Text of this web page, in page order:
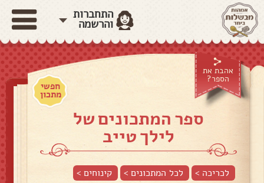
התחברות
והרשמה
אהבת את
הספר?
חפשי
מתכון
ספר המתכונים של
לילך טייב
לכריכה > לכל המתכונים > קינוחים>